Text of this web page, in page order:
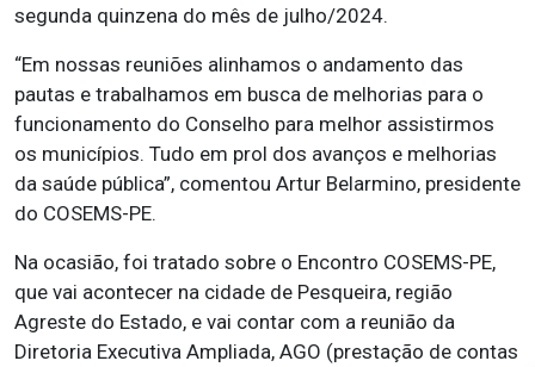
segunda quinzena do mês de julho/2024.
“Em nossas reuniões alinhamos o andamento das
pautas e trabalhamos em busca de melhorias para o
funcionamento do Conselho para melhor assistirmos
os municípios. Tudo em prol dos avanços e melhorias
da saúde pública”, comentou Artur Belarmino, presidente
do COSEMS-PE.
Na ocasião, foi tratado sobre o Encontro COSEMS-PE,
que vai acontecer na cidade de Pesqueira, região
Agreste do Estado, e vai contar com a reunião da
Diretoria Executiva Ampliada, AGO (prestação de contas